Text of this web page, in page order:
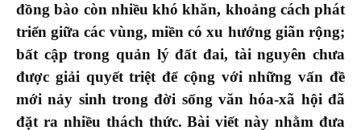
đồng bào còn nhiều khó khăn, khoảng cách phát
triểngiữa các vùng, miềncó xu hướng giãn rộng;
bất cập trong quản lý đất đai, tài nguyên chưa
được giải quyết triệt để cộng với những vấn đề
mới nảy sinh trong đời sống văn hóa-xã hội đã
đặt ra nhiều thách thức. Bài viết này nhằm đưa